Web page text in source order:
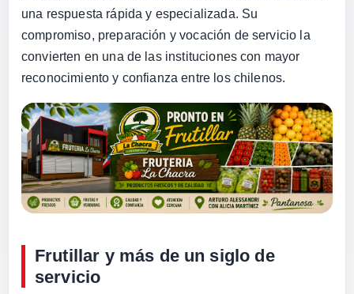
una respuesta rápida y especializada. Su
compromiso, preparación y vocación de servicio la
convierten en una de las instituciones con mayor
reconocimiento y confianza entre los chilenos.
Frutillar y más de un siglo de
servicio